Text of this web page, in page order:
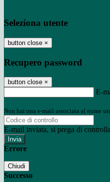
Seleziona utente
button close ×
Recupero password
button close ×
E-
Non hai una e-mail associata al nome
E-mail inviata, si prega di
Errore
Chiudi
Successo